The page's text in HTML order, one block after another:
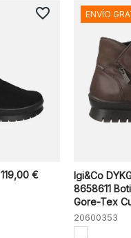
119,00 €
favorite_border
Igi&Co
8658611
Gore-Tex
20600353
ENVÍO